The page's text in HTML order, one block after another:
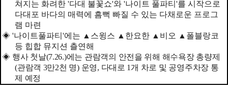
쳐지는 화려한'다대 불꽃쇼'와'나이트 풀파티'를 시작으로
다대포 바다의 매력에 흠뻑 빠질 수 있는 다채로운 프로그
램 마련
◈ '나이트풀파티 '에는 ▲ 스윙스 ▲ 한요한 ▲ 비오 ▲ 폴블랑코
등 힙합 뮤지션 츨연해
◈ 행사 첫날(7.26.)에는 관람객의 안전을 위해 해수욕장 총량제
(관람객 3만2천 명) 운영, 다대로 1 개 차로 및 공영주차장 통
제 예정